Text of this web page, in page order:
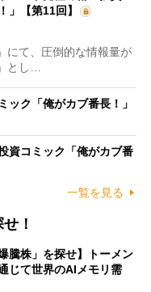
」【第11回】
にて、圧倒的な情報量が
とし…
ク「俺がカブ番長！」
資コミック「俺がカブ番
一覧を見る
！
騰株」を探せ】トーメン
じて世界のAIメモリ需